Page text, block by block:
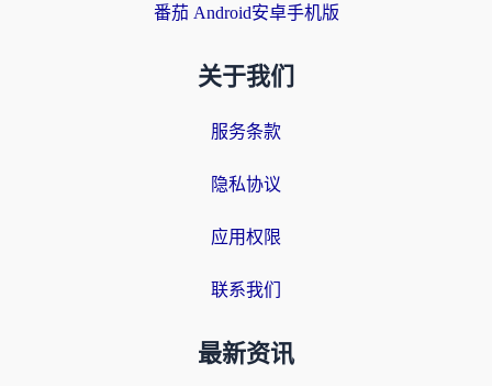
番茄 Android安卓手机版
关于我们
服务条款
隐私协议
应用权限
联系我们
最新资讯